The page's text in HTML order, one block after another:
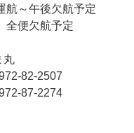
航～午後欠航予定
全便欠航予定
丸
82-2507
87-2274